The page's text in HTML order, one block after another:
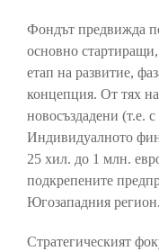
Фондът предвижда
основно
етап на развитие,
концепция. От тях
новосъздадени (т.е.
Индивидуалното
25 хил. до 1 млн.
подкрепените
Югозападния регион.
Стратегическият